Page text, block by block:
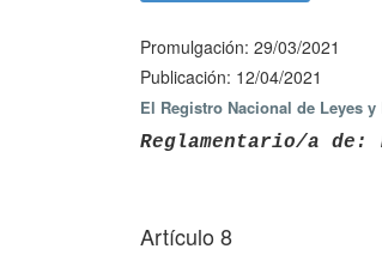
Promulgación: 29/03/2021
Publicación: 12/04/2021
El Registro Nacional de Leyes
Reglamentario/a de:
Artículo 8